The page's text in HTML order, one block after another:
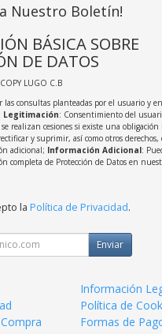
Nuestro Boletín!
BÁSICA SOBRE
DE DATOS
LUGO C.B
las consultas planteadas por el usuario y
Legitimación: Consentimiento del
se realizan cesiones si existe una obligación
y suprimir, así como otros derechos,
adicional; Información Adicional:
completa de Protección de Datos en
la Política de Privacidad.
Enviar
Información
Política de
Formas de